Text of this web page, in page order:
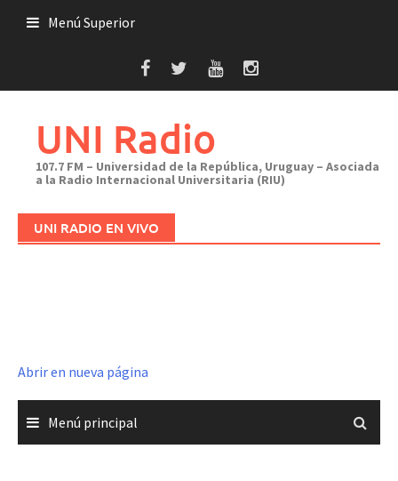
Menú Superior
UNI Radio
107.7 FM – Universidad de la República, Uruguay – Asociada
a la Radio Internacional Universitaria (RIU)
UNI RADIO EN VIVO
Abrir en nueva página
Menú principal